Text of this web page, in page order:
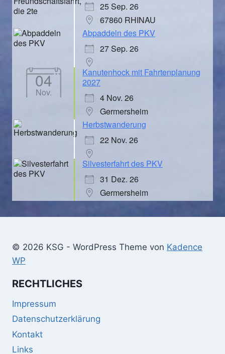
25 Sep. 26
67860 RHINAU
Abpaddeln des PKV
27 Sep. 26
04
Nov.
Kanutenhock mit Fahrtenplanung
2027
4 Nov. 26
Germersheim
Herbstwanderung
22 Nov. 26
Silvesterfahrt des PKV
31 Dez. 26
Germersheim
© 2026 KSG - WordPress Theme von Kadence
WP
RECHTLICHES
Impressum
Datenschutzerklärung
Kontakt
Links